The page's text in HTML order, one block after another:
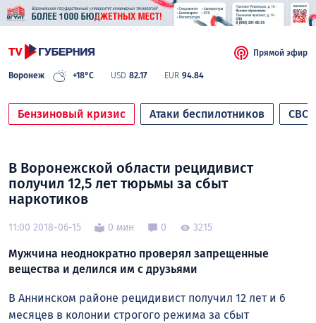
Воронеж +18°C USD 82.17 EUR 94.84
Прямой эфир
Бензиновый кризис Атаки беспилотников СВО
В Воронежской области рецидивист
получил 12,5 лет тюрьмы за сбыт
наркотиков
11:00 2018-06-15 0 мин 0 3215
Мужчина неоднократно проверял запрещенные
вещества и делился им с друзьями
В Аннинском районе рецидивист получил 12 лет и 6
месяцев в колонии строгого режима за сбыт